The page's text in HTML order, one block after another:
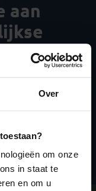
Over
om onze
in staat te
en om u
aan